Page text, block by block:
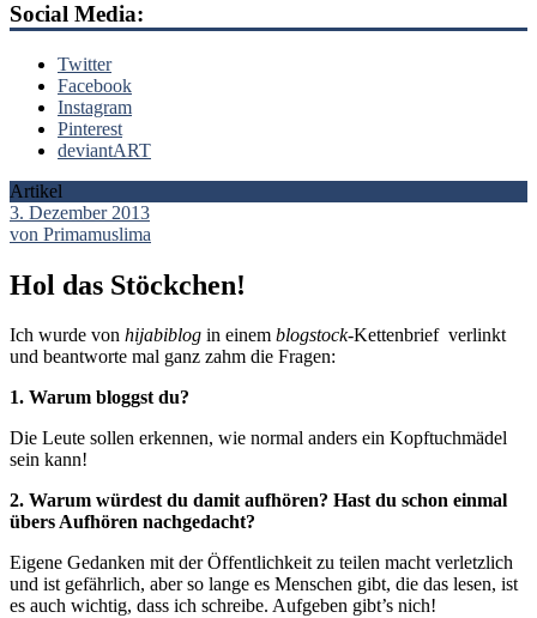
Social Media:
Twitter
Facebook
Instagram
Pinterest
deviantART
Artikel
3. Dezember 2013
von Primamuslima
Hol das Stöckchen!
Ich wurde von hijabiblog in einem blogstock-Kettenbrief verlinkt
und beantworte mal ganz zahm die Fragen:
1. Warum bloggst du?
Die Leute sollen erkennen, wie normal anders ein Kopftuchmädel
sein kann!
2. Warum würdest du damit aufhören? Hast du schon einmal
übers Aufhören nachgedacht?
Eigene Gedanken mit der Öffentlichkeit zu teilen macht verletzlich
und ist gefährlich, aber so lange es Menschen gibt, die das lesen, ist
es auch wichtig, dass ich schreibe. Aufgeben gibt’s nich!